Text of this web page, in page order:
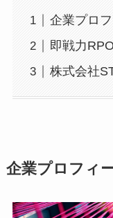
企業プロ
即戦力
株式会社
企業プロフィ